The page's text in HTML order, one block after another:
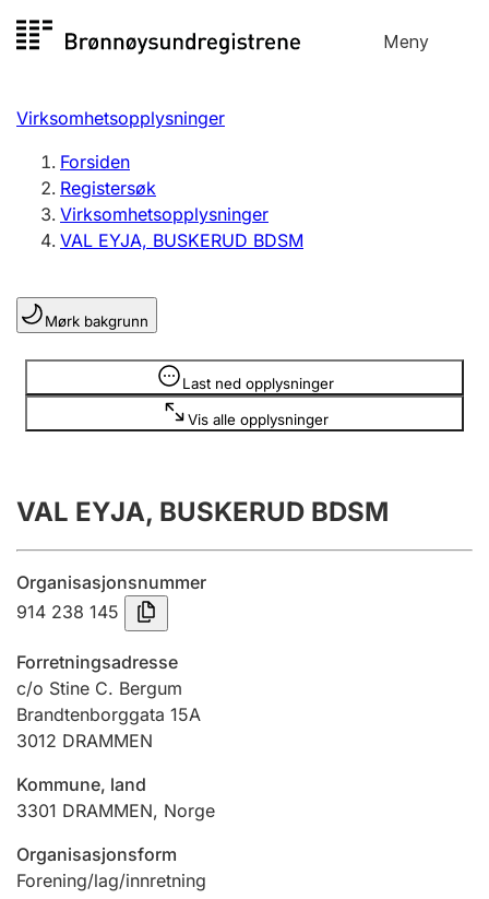
til
Meny
Registersøk
Aksjeselskap
Enkeltpersonforetak
Registrere, endre, slette
Lag og forening
Registrere, endre, slette
Årsregnskap
Innsending og forsinkelsesgebyr
Tinglysing
Jeger
Betaling og jegeravgiftskort
Ektepaktveileder
Virksomhetsopplysninger
Forsiden
Registersøk
Virksomhetsopplysninger
VAL EYJA, BUSKERUD BDSM
Mørk bakgrunn
Last ned opplysninger
Vis alle opplysninger
Opplysninger er skjult
VAL EYJA, BUSKERUD BDSM
Organisasjonsnummer
914 238 145
Forretningsadresse
c/o Stine C. Bergum
Brandtenborggata 15A
3012 DRAMMEN
Kommune, land
3301 DRAMMEN, Norge
Organisasjonsform
Forening/lag/innretning